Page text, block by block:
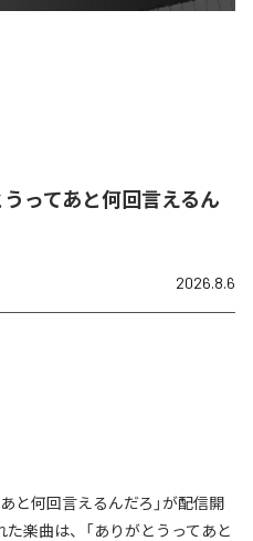
ってあと何回言えるん
2026.8.6
と何回言えるんだろ」が配信開
楽曲は、「ありがとうってあと